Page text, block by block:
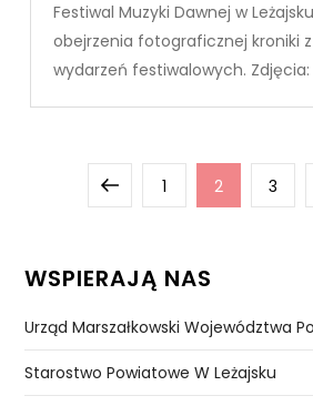
Festiwal Muzyki Dawnej w
obejrzenia fotograficznej kroniki
wydarzeń festiwalowych. Zdjęcia:
Stronicowanie
PreviousPage
1 Page
2 Page
3
WSPIERAJĄ NAS
Urząd Marszałkowski Województwa
Starostwo Powiatowe W Leżajsku